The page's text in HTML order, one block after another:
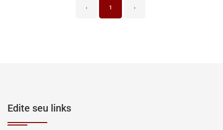
‹ 1 ›
Edite seu links